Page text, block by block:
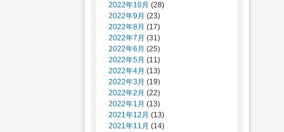
2022年10月 (28)
2022年9月 (23)
2022年8月 (17)
2022年7月 (31)
2022年6月 (25)
2022年5月 (11)
2022年4月 (13)
2022年3月 (19)
2022年2月 (22)
2022年1月 (13)
2021年12月 (13)
2021年11月 (14)